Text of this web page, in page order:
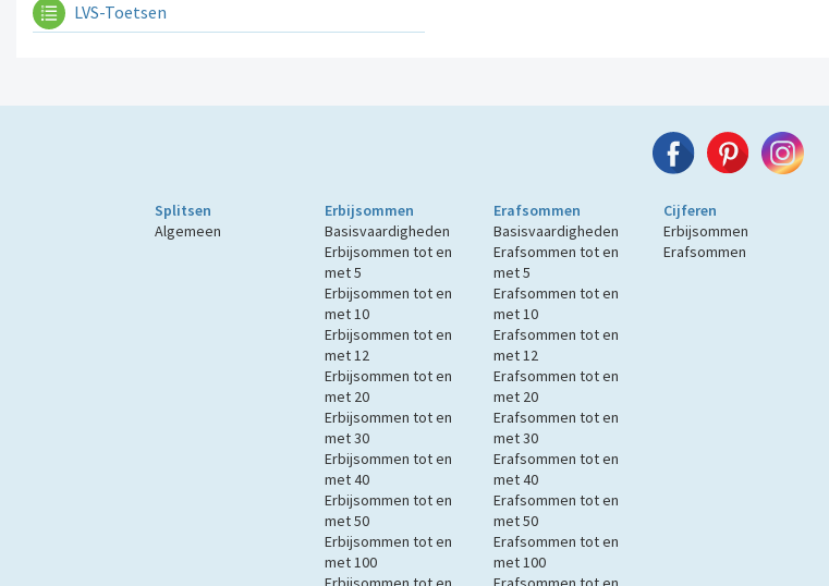
LVS-Toetsen
Splitsen
Algemeen
Erbijsommen
Basisvaardigheden
Erbijsommen tot en
met 5
Erbijsommen tot en
met 10
Erbijsommen tot en
met 12
Erbijsommen tot en
met 20
Erbijsommen tot en
met 30
Erbijsommen tot en
met 40
Erbijsommen tot en
met 50
Erbijsommen tot en
met 100
Erafsommen
Basisvaardigheden
Erafsommen tot en
met 5
Erafsommen tot en
met 10
Erafsommen tot en
met 12
Erafsommen tot en
met 20
Erafsommen tot en
met 30
Erafsommen tot en
met 40
Erafsommen tot en
met 50
Erafsommen tot en
met 100
Cijferen
Erbijsommen
Erafsommen